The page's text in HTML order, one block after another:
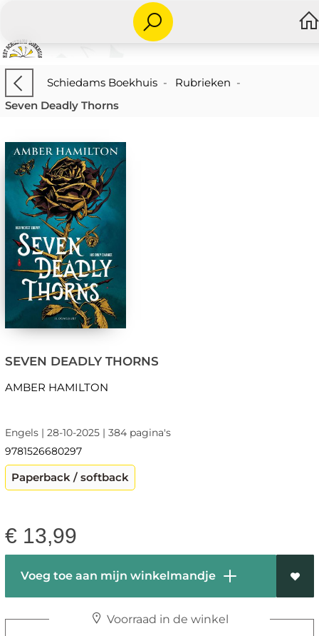
Schiedams Boekhuis- Rubrieken -
Seven Deadly Thorns
SEVEN DEADLY THORNS
AMBER HAMILTON
Engels | 28-10-2025 | 384 pagina's
9781526680297
Paperback / softback
€ 13,99
Voeg toe aan mijn winkelmandje
Voorraad in de winkel